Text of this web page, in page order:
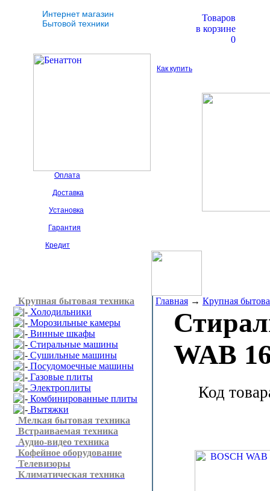
Интернет магазин
Бытовой техники
Товаров
в корзине
0
Как купить
Оплата
Доставка
Установка
Гарантия
Кредит
Крупная бытовая техника
Холодильники
Морозильные камеры
Винные шкафы
Стиральные машины
Сушильные машины
Посудомоечные машины
Газовые плиты
Электроплиты
Комбинированные плиты
Вытяжки
Мелкая бытовая техника
Встраиваемая техника
Аудио-видео техника
Кофейное оборудование
Телевизоры
Климатическая техника
Главная → Крупная
WAB
Код